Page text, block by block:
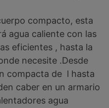
compacto, esta
agua caliente con las
eficientes , hasta la
necesite .Desde
compacta de l hasta
caber en un armario
agua